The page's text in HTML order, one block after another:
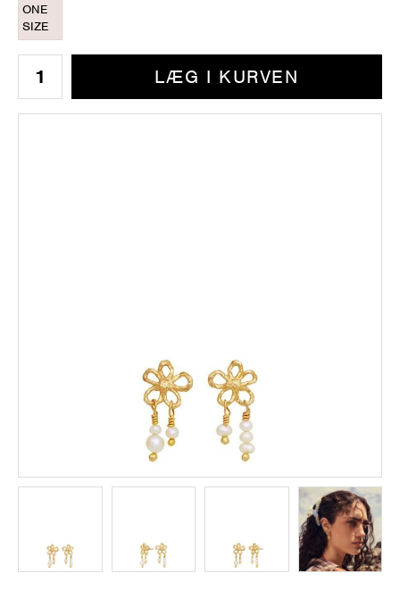
ONE
SIZE
LÆG I KURVEN